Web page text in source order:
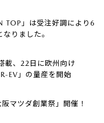
TOP」は受注好調により6
りました。
載、22日に欧州向け
EV」の量産を開始
マツダ創業祭」開催！